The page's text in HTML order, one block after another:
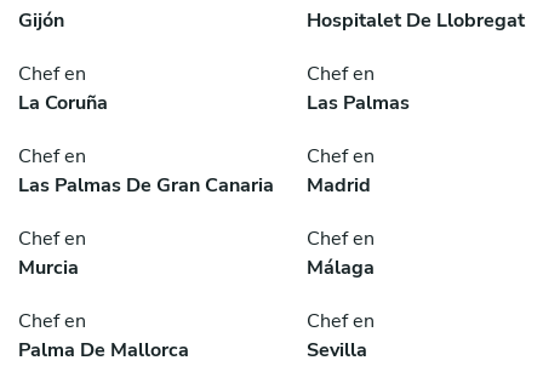
Gijón
Hospitalet De Llobregat
Chef en
La Coruña
Chef en
Las Palmas
Chef en
Las Palmas De Gran Canaria
Chef en
Madrid
Chef en
Murcia
Chef en
Málaga
Chef en
Palma De Mallorca
Chef en
Sevilla